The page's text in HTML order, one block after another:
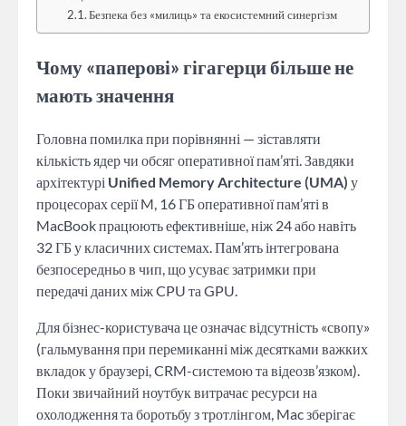
Безпека без «милиць» та екосистемний синергізм
Чому «паперові» гігагерци більше не
мають значення
Головна помилка при порівнянні — зіставляти
кількість ядер чи обсяг оперативної пам’яті. Завдяки
архітектурі Unified Memory Architecture (UMA) у
процесорах серії M, 16 ГБ оперативної пам’яті в
MacBook працюють ефективніше, ніж 24 або навіть
32 ГБ у класичних системах. Пам’ять інтегрована
безпосередньо в чип, що усуває затримки при
передачі даних між CPU та GPU.
Для бізнес-користувача це означає відсутність «свопу»
(гальмування при перемиканні між десятками важких
вкладок у браузері, CRM-системою та відеозв’язком).
Поки звичайний ноутбук витрачає ресурси на
охолодження та боротьбу з тротлінгом, Mac зберігає